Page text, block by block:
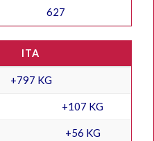
627
ITA
+797 KG
+107 KG
+56 KG